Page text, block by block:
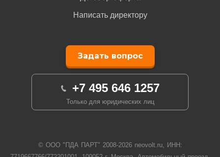
Написать директору
Задать вопрос
+7 495 646 1257
Только для юридических лиц
© ООО "ПДА ПАРТ" 2008-2026neovolt.ru, ИНН: